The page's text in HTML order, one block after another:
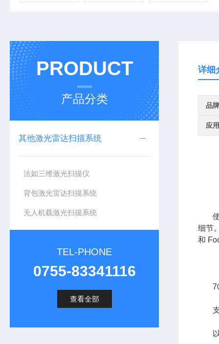
PRODUCT
产品分类
其他激光雷达扫描系统
法如三维激光扫描仪
背包激光雷达扫描系统
无人机载激光扫描系统
TEL-PHONE
0755-83341116
查看全部
详细
品牌
应
细节
和
7